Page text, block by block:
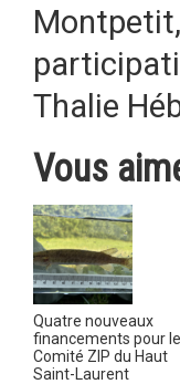
Montpetit,
Thalie
Vous
Quatre nouveaux
financements pour le
Comité ZIP du Haut
Saint-Laurent